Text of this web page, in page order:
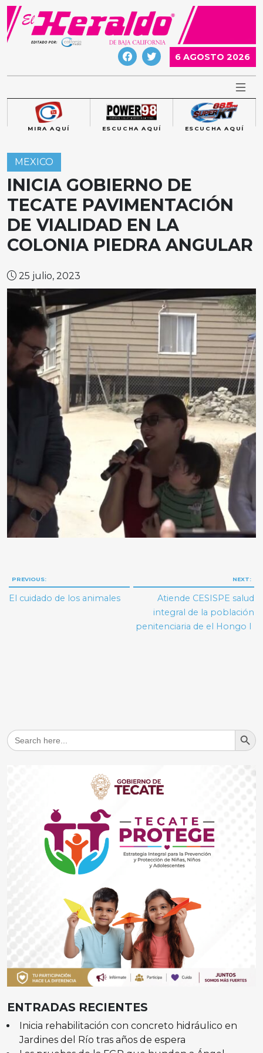
Skip
content
6 AGOSTO 2026
MIRA AQUÍ ESCUCHA AQUÍ ESCUCHA AQUÍ
MEXICO
INICIA GOBIERNO DE
TECATE PAVIMENTACIÓN
DE VIALIDAD EN LA
COLONIA PIEDRA ANGULAR
25 julio, 2023
Navegación
de
PREVIOUS:
El cuidado de los animales
NEXT:
Atiende CESISPE salud
integral de la población
penitenciaria de el Hongo I
Search
for:
Search
ENTRADAS RECIENTES
Inicia rehabilitación con concreto hidráulico en
Jardines del Río tras años de espera